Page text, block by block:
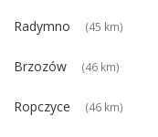
Radymno (45 km)
Brzozów (46 km)
Ropczyce (46 km)